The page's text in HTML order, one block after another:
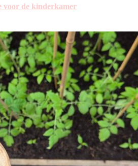
voor de kinderkamer